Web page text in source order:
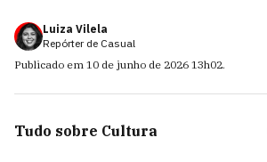
Luiza Vilela
Repórter de Casual
Publicado em 10 de junho de 2026 13h02.
Tudo sobre Cultura